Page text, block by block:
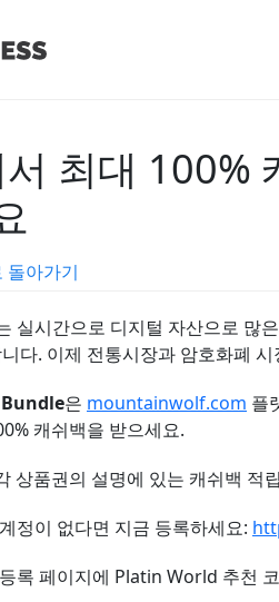
서 최대
돌아가기
실시간으로 디지털 자산으로 많
다. 이제 전통시장과 암호화폐
은 mountainwolf.com 플
캐쉬백을 받으세요.
상품권의 설명에 있는 캐쉬백 적
정이 없다면 지금 등록하세요:
록 페이지에 Platin World 추천